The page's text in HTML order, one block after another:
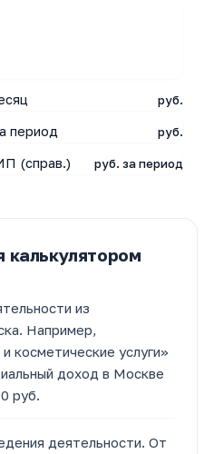
руб.
период руб.
(справ.) руб. за период
калькулятором
из
Например,
косметические услуги»
доход в Москве
руб.
деятельности. От